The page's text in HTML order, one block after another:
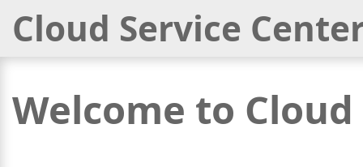
Cloud Service
Welcome to